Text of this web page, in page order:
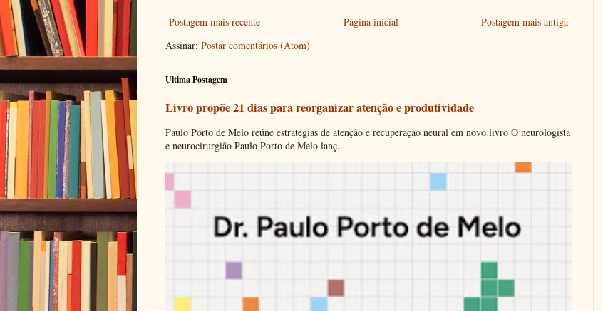
Postagem mais recente Postagem mais antiga
Página inicial
Assinar: Postar comentários (Atom)
Ultima Postagem
Livro propõe 21 dias para reorganizar atenção e produtividade
Paulo Porto de Melo reúne estratégias de atenção e recuperação neural em novo livro O neurologista
e neurocirurgião Paulo Porto de Melo lanç...